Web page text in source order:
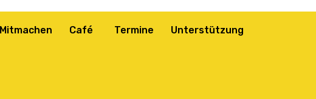
Mitmachen Café Termine Unterstützung